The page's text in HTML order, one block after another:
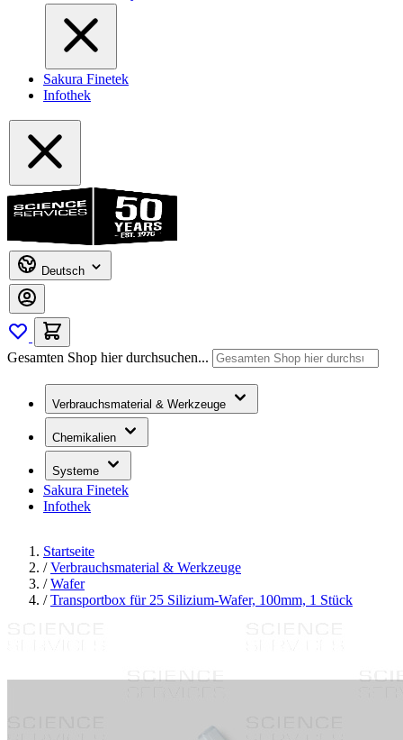
Sakura Finetek
Infothek
Deutsch
Gesamten Shop hier durchsuchen...
Verbrauchsmaterial & Werkzeuge
Chemikalien
Systeme
Sakura Finetek
Infothek
Startseite
/ Verbrauchsmaterial & Werkzeuge
/ Wafer
/ Transportbox für 25 Silizium-Wafer, 100mm, 1 Stück